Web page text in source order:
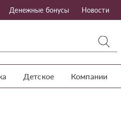
Денежные бонусы Новости
Детское Компании